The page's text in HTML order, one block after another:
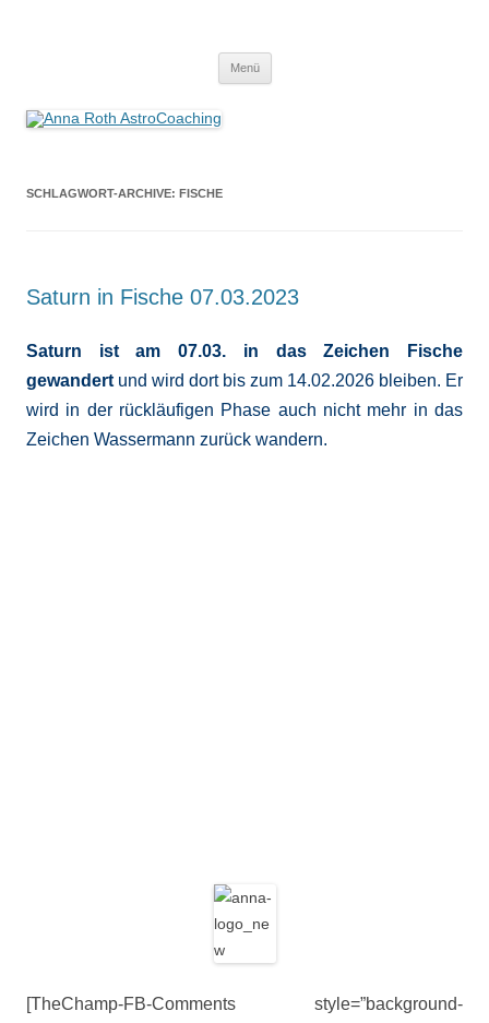
Menü
SCHLAGWORT-ARCHIVE: FISCHE
Saturn in Fische 07.03.2023
Saturn ist am 07.03. in das Zeichen Fische
gewandert und wird dort bis zum 14.02.2026 bleiben. Er
wird in der rückläufigen Phase auch nicht mehr in das
Zeichen Wassermann zurück wandern.
[TheChamp-FB-Comments style=”background-